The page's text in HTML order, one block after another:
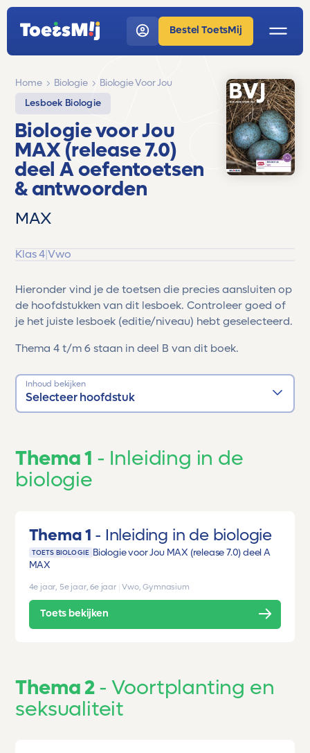
Bestel ToetsMij
Home Biologie
Biologie Voor Jou
Lesboek Biologie
Biologie voor Jou
MAX (release 7.0)
deel A oefentoetsen
& antwoorden
MAX
Klas 4|Vwo
Hieronder vind je de toetsen die precies aansluiten op
de hoofdstukken van dit lesboek. Controleer goed of
je het juiste lesboek (editie/niveau) hebt geselecteerd.
Thema 4 t/m 6 staan in deel B van dit boek.
Inhoud bekijken
Selecteer hoofdstuk
Thema 1
Inleiding in de
biologie
Thema 1 Inleiding in de biologie
TOETS BIOLOGIE Biologie voor Jou MAX (release 7.0) deel A
MAX
4e jaar, 5e jaar, 6e jaar Vwo, Gymnasium
Toets bekijken
Thema 2
Voortplanting en
seksualiteit